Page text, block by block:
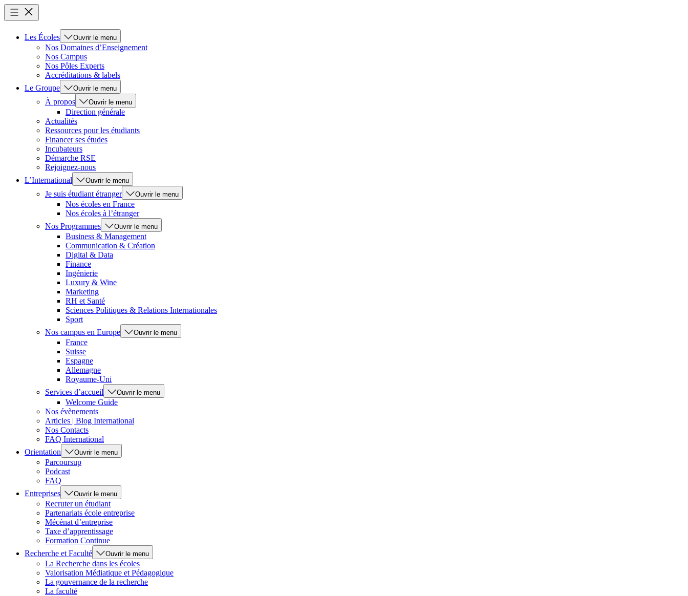
Les Écoles Ouvrir le menu
Nos Domaines d’Enseignement
Nos Campus
Nos Pôles Experts
Accréditations & labels
Le Groupe
Ouvrir le menu
À propos Ouvrir le menu
Direction générale
Actualités
Ressources pour les étudiants
Financer ses études
Incubateurs
Démarche RSE
Rejoignez-nous
L’International
Ouvrir le menu
Je suis étudiant étranger Ouvrir le menu
Nos écoles en France
Nos écoles à l’étranger
Nos Programmes
Ouvrir le menu
Business & Management
Communication & Création
Digital & Data
Finance
Ingénierie
Luxury & Wine
Marketing
RH et Santé
Sciences Politiques & Relations Internationales
Sport
Nos campus en Europe
Ouvrir le menu
France
Suisse
Espagne
Allemagne
Royaume-Uni
Services d’accueil
Ouvrir le menu
Welcome Guide
Nos évènements
Articles | Blog International
Nos Contacts
FAQ International
Orientation
Ouvrir le menu
Parcoursup
Podcast
FAQ
Entreprises
Ouvrir le menu
Recruter un étudiant
Partenariats école entreprise
Mécénat d’entreprise
Taxe d’apprentissage
Formation Continue
Recherche et Faculté
Ouvrir le menu
La Recherche dans les écoles
Valorisation Médiatique et Pédagogique
La gouvernance de la recherche
La faculté